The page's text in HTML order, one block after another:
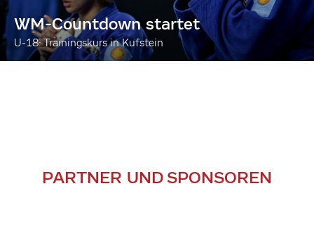
WM-Countdown startet
U-18: Trainingskurs in Kufstein
PARTNER UND SPONSOREN